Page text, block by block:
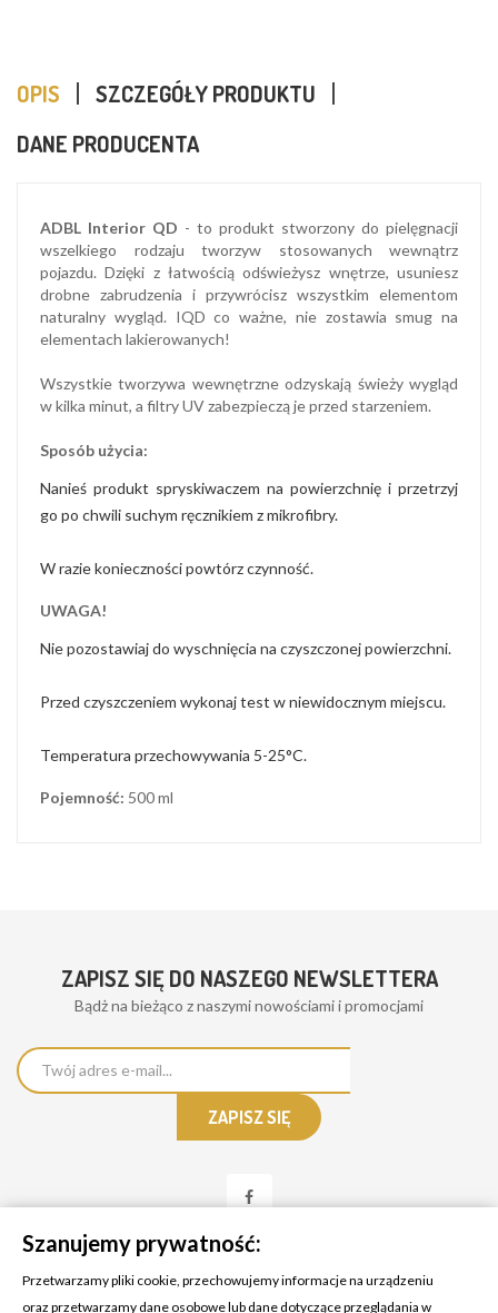
OPIS
SZCZEGÓŁY PRODUKTU
DANE PRODUCENTA
ADBL Interior QD - to produkt stworzony do pielęgnacji
wszelkiego rodzaju tworzyw stosowanych wewnątrz
pojazdu. Dzięki z łatwością odświeżysz wnętrze, usuniesz
drobne zabrudzenia i przywrócisz wszystkim elementom
naturalny wygląd. IQD co ważne, nie zostawia smug na
elementach lakierowanych!
Wszystkie tworzywa wewnętrzne odzyskają świeży wygląd
w kilka minut, a filtry UV zabezpieczą je przed starzeniem.
Sposób użycia:
Nanieś produkt spryskiwaczem na powierzchnię i przetrzyj
go po chwili suchym ręcznikiem z mikrofibry.
W razie konieczności powtórz czynność.
UWAGA!
Nie pozostawiaj do wyschnięcia na czyszczonej powierzchni.
Przed czyszczeniem wykonaj test w niewidocznym miejscu.
Temperatura przechowywania 5-25°C.
Pojemność: 500 ml
ZAPISZ SIĘ DO NASZEGO NEWSLETTERA
Bądż na bieżąco z naszymi nowościami i promocjami
Szanujemy prywatność:
Przetwarzamy pliki cookie, przechowujemy informacje na urządzeniu
oraz przetwarzamy dane osobowe lub dane dotyczące przeglądania w